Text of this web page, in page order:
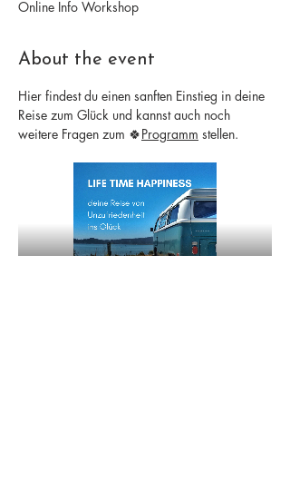
Online Info Workshop
About the event
Hier findest du einen sanften Einstieg in deine
Reise zum Glück und kannst auch noch
weitere Fragen zum 🍀Programm stellen.